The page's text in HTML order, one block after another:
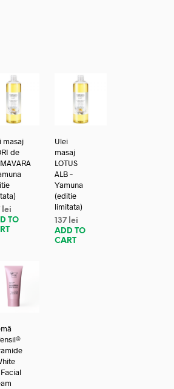
masaj
de
lei
TO
Ulei
masaj
LOTUS
ALB –
Yamuna
(editie
limitata)
137 lei
ADD TO
CART